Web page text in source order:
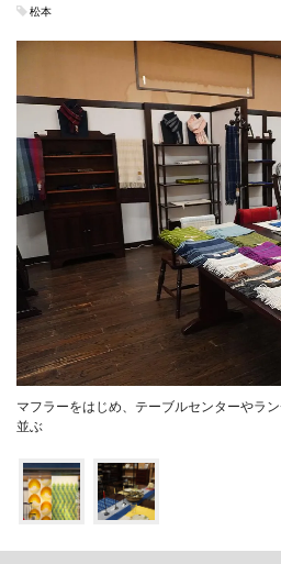
松本
マフラーをはじめ、テーブルセンターやラ
並ぶ